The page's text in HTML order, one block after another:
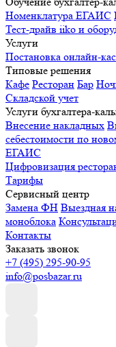
Номенклатура ЕГАИС
Тест-драйв iiko и
Услуги
Постановка онлайн-
Типовые решения
Кафе Ресторан Бар
Складской учет
Услуги бухгалтера-
Внесение накладных
себестоимости по
ЕГАИС
Цифровизация
Тарифы
Сервисный центр
Замена ФН Выездная
моноблока
Контакты
Заказать звонок
+7 (495) 295-90-95
info@posbazar.ru